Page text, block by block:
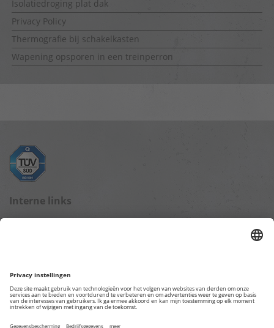
Isolatiedroging plat dak
Privacy Policy
Thermografie bij schakelkasten
Wapening opsporen in een treinperron
Interne links
Overige webpagina's